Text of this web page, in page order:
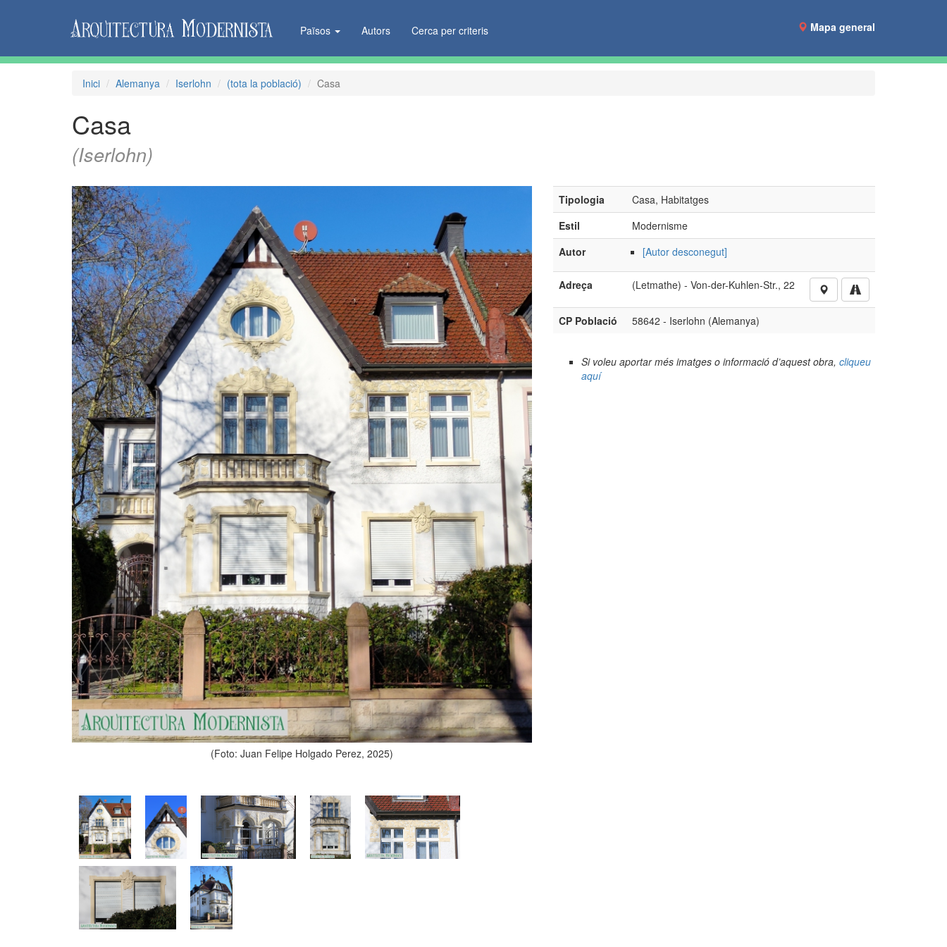
Països Autors Cerca per criteris Mapa general
Inici Alemanya Iserlohn (tota la població) Casa
Casa
(Iserlohn)
(Foto: Juan Felipe Holgado Perez, 2025)
Tipologia
Casa, Habitatges
Estil
Modernisme
Autor
[Autor desconegut]
Adreça (Letmathe) - Von-der-Kuhlen-Str., 22
CP Població 58642 - Iserlohn (Alemanya)
Si voleu aportar més imatges o informació d’aquest obra, cliqueu
aquí